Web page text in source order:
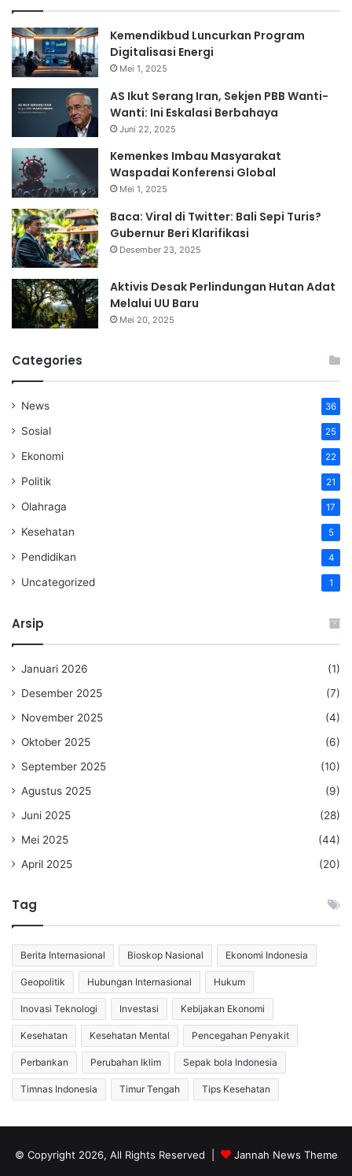
Kemendikbud Luncurkan Program
Digitalisasi Energi
Mei 1, 2025
AS Ikut Serang Iran, Sekjen PBB Wanti-
Wanti: Ini Eskalasi Berbahaya
Juni 22, 2025
Kemenkes Imbau Masyarakat
Waspadai Konferensi Global
Mei 1, 2025
Baca: Viral di Twitter: Bali Sepi Turis?
Gubernur Beri Klarifikasi
Desember 23, 2025
Aktivis Desak Perlindungan Hutan Adat
Melalui UU Baru
Mei 20, 2025
Categories
News 36
Sosial 25
Ekonomi 22
Politik 21
Olahraga 17
Kesehatan 5
Pendidikan 4
Uncategorized 1
Arsip
Januari 2026
(1)
Desember 2025
(7)
November 2025
(4)
Oktober 2025
(6)
September 2025
(10)
Agustus 2025
(9)
Juni 2025
(28)
Mei 2025
(44)
April 2025
(20)
Tag
Berita Internasional Bioskop Nasional Ekonomi Indonesia
Geopolitik Hubungan Internasional Hukum
Inovasi Teknologi Investasi Kebijakan Ekonomi
Kesehatan Kesehatan Mental Pencegahan Penyakit
Perbankan Perubahan Iklim Sepak bola Indonesia
Timnas Indonesia Timur Tengah Tips Kesehatan
© Copyright 2026, All Rights Reserved |
Jannah News Theme